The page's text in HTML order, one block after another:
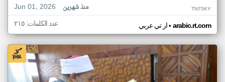
Jun 01, 2026
منذ شهرين TN75KY
ار تي عربي• arabic.rt.com عدد الكلمات: ٢١٥